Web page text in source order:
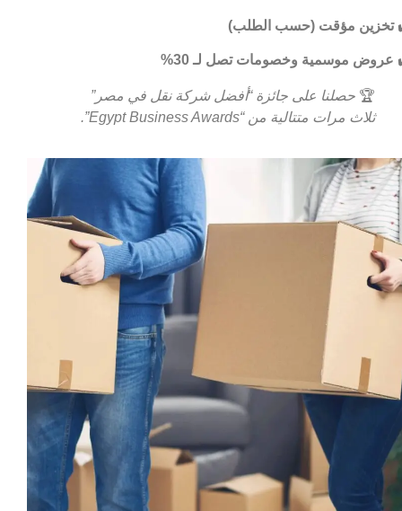
تخزين مؤقت (حسب الطلب)
عروض موسمية وخصومات تصل لـ 30%
🏆 حصلنا على جائزة “أفضل شركة نقل في مصر”
ثلاث مرات متتالية من “Egypt Business Awards”.